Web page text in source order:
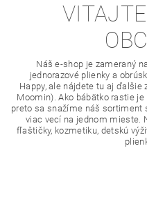
Náš e-shop je zameraný
jednorazové plienky a
Happy, ale nájdete tu aj ďalšie
Moomin). Ako bábätko rastie
preto sa snažíme náš sortiment
viac vecí na jednom mieste.
fľaštičky, kozmetiku, detskú